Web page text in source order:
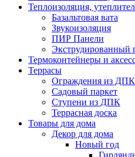
Теплоизоляция,
Базальтовая вата
Звукоизоляция
ПИР Панели
Экструдированный
Термоконтейнеры и
Террасы
Ограждения из ДПК
Садовый паркет
Ступени из ДПК
Террасная доска
Товары для дома
Декор для дома
Новый год